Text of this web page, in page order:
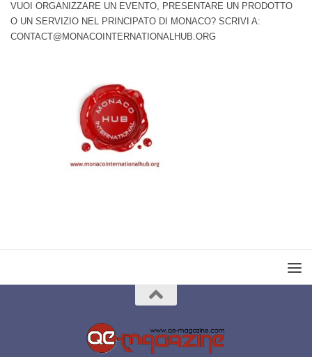
VUOI ORGANIZZARE UN EVENTO, PRESENTARE UN PRODOTTO
O UN SERVIZIO NEL PRINCIPATO DI MONACO? SCRIVI A:
CONTACT@MONACOINTERNATIONALHUB.ORG